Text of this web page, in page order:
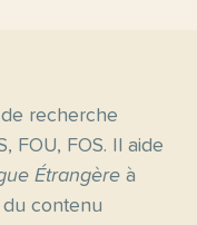
recherche
FOU, FOS. Il aide
Étrangère à
contenu